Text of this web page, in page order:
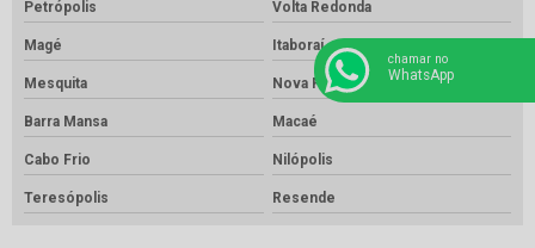
Petrópolis Volta Redonda
Magé Itaboraí
Mesquita Nova Friburgo
Barra Mansa Macaé
Cabo Frio Nilópolis
Teresópolis Resende
chamar no
WhatsApp